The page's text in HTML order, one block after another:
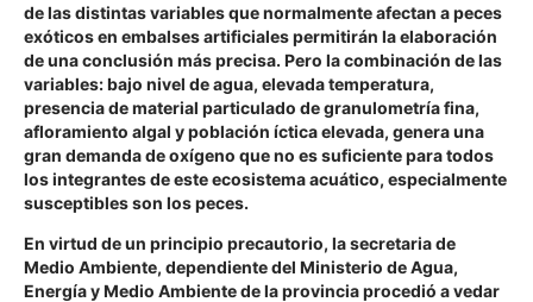
de las distintas variables que normalmente afectan a peces
exóticos en embalses artificiales permitirán la elaboración
de una conclusión más precisa. Pero la combinación de las
variables: bajo nivel de agua, elevada temperatura,
presencia de material particulado de granulometría fina,
afloramiento algal y población íctica elevada, genera una
gran demanda de oxígeno que no es suficiente para todos
los integrantes de este ecosistema acuático, especialmente
susceptibles son los peces.
En virtud de un principio precautorio, la secretaria de
Medio Ambiente, dependiente del Ministerio de Agua,
Energía y Medio Ambiente de la provincia procedió a vedar